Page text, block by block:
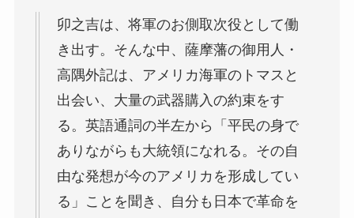
卯之吉は、将軍のお側取次役として働
き出す。そんな中、薩摩藩の御用人・
高隅外記は、アメリカ海軍のトマスと
出会い、大量の武器購入の約束をす
る。英語通詞の半左から「平民の身で
ありながらも大統領になれる。その自
由な発想が今のアメリカを形成してい
る」ことを聞き、自分も日本で革命を